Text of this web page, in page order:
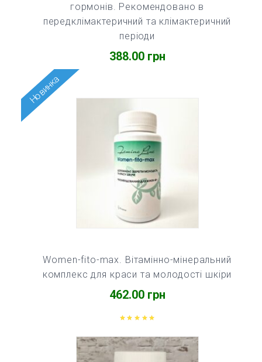
388.00 грн
гормонів. Рекомендовано в
передклімактеричний та клімактеричний
періоди
Новинка
462.00 грн
Women-fito-max. Вітамінно-мінеральний
комплекс для краси та молодості шкіри
5